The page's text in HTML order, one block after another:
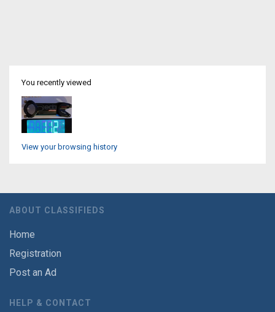
You recently viewed
View your browsing history
ABOUT CLASSIFIEDS
Home
Registration
Post an Ad
HELP & CONTACT